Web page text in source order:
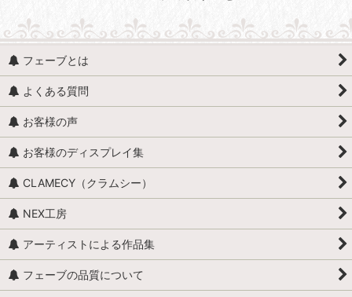
食べ物 (すべての商品を表示)
食べ物・食料雑貨
レシピ・材料
ジャム・ジャム瓶
アイスデザート
お菓子（セット）
フェーブとは
よくある質問
お客様の声
お客様のディスプレイ集
CLAMECY（クラムシー）
NEX工房
アーティストによる作品集
フェーブの品質について